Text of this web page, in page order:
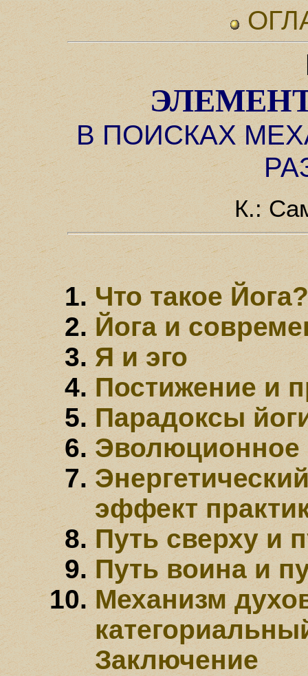
В ПОИСКАХ
К.:
Что такое Йога?
Йога и
Я и эго
Постижение и
Парадоксы
Эволюционное
эффект
Путь сверху и
Путь воина и
Механизм
Заключение